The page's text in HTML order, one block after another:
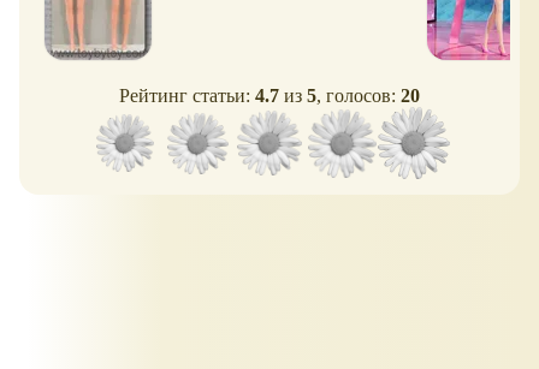
Рейтинг статьи: 4.7 из 5, голосов: 20